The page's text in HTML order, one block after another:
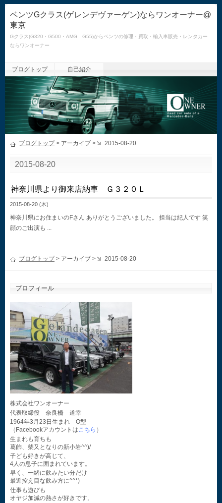
ベンツGクラス(ゲレンデヴァーゲン)ならワンオーナー@
東京
Gクラス(G320・G500・AMG G55)からベンツの修理・買取・輸入車販売・レンタカー
ならワンオーナー
ブログトップ 自己紹介
ブログトップ> アーカイブ > 2015-08-20
2015-08-20
神奈川県より御来店納車 Ｇ３２０Ｌ
2015-08-20 (木)
神奈川県にお住まいのFさん ありがとうございました。 担当は紀人です 笑
顔のご出演も ...
ブログトップ> アーカイブ > 2015-08-20
プロフィール
株式会社ワンオーナー
代表取締役 奈良橋 道幸
1964年3月23日生まれ O型
（Facebookアカウントはこちら ）
生まれも育ちも
葛飾、柴又となりの新小岩^^)/
子ども好きが高じて、
4人の息子に囲まれています。
早く、一緒に飲みたい分だけ
最近控え目な飲み方に^^*)
仕事も遊びも
オヤジ加減の熱さが好きです。